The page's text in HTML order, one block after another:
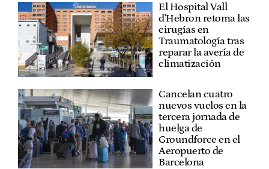
El Hospital Vall
d'Hebron retoma las
cirugías en
Traumatología tras
reparar la avería de
climatización
Cancelan cuatro
nuevos vuelos en la
tercera jornada de
huelga de
Groundforce en el
Aeropuerto de
Barcelona